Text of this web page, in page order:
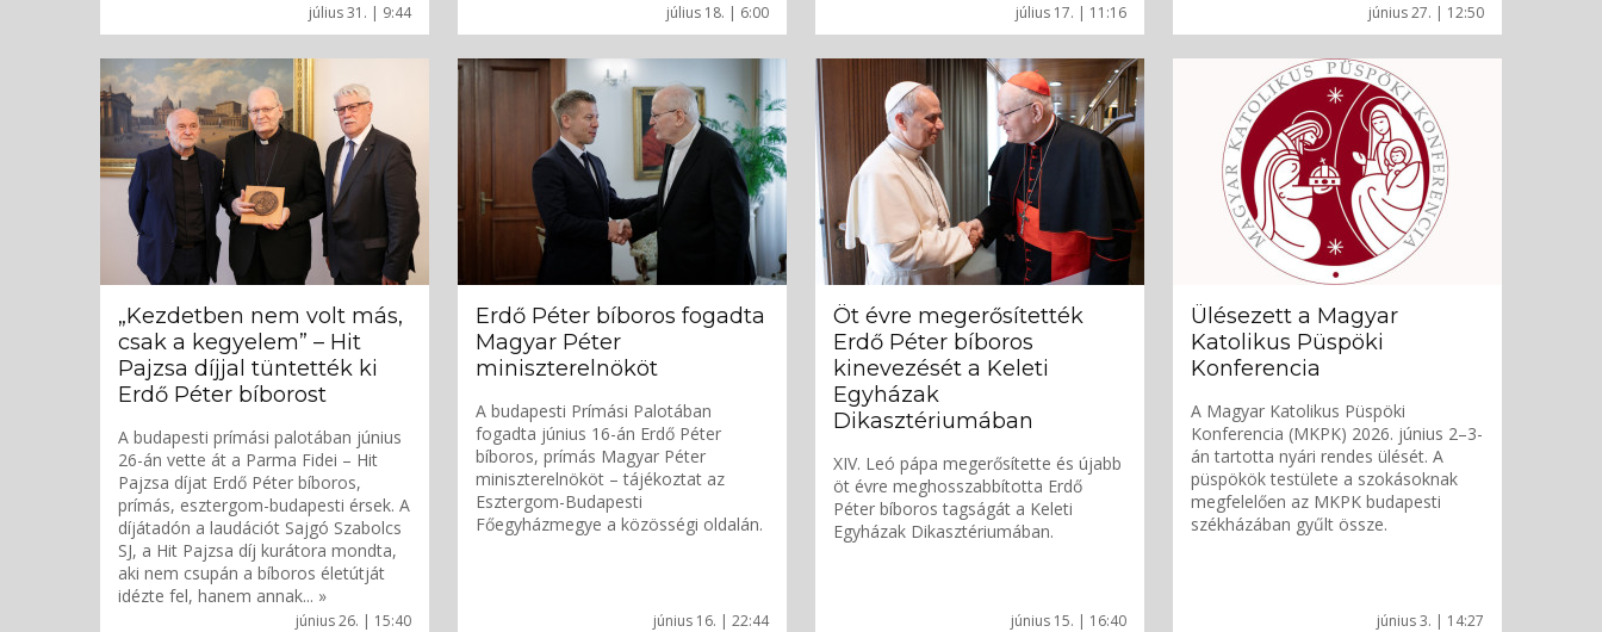
július 31. | 9:44 július 18. | 6:00 július 17. | 11:16 június 27. | 12:50
június 26. | 15:40
„Kezdetben nem volt más,
csak a kegyelem” – Hit
Pajzsa díjjal tüntették ki
Erdő Péter bíborost
A budapesti prímási palotában június
26-án vette át a Parma Fidei – Hit
Pajzsa díjat Erdő Péter bíboros,
prímás, esztergom-budapesti érsek. A
díjátadón a laudációt Sajgó Szabolcs
SJ, a Hit Pajzsa díj kurátora mondta,
aki nem csupán a bíboros életútját
idézte fel, hanem annak... »
június 16. | 22:44
Erdő Péter bíboros fogadta
Magyar Péter
miniszterelnököt
A budapesti Prímási Palotában
fogadta június 16-án Erdő Péter
bíboros, prímás Magyar Péter
miniszterelnököt – tájékoztat az
Esztergom-Budapesti
Főegyházmegye a közösségi oldalán.
június 15. | 16:40
Öt évre megerősítették
Erdő Péter bíboros
kinevezését a Keleti
Egyházak
Dikasztériumában
XIV. Leó pápa megerősítette és újabb
öt évre meghosszabbította Erdő
Péter bíboros tagságát a Keleti
Egyházak Dikasztériumában.
június 3. | 14:27
Ülésezett a Magyar
Katolikus Püspöki
Konferencia
A Magyar Katolikus Püspöki
Konferencia (MKPK) 2026. június 2–3-
án tartotta nyári rendes ülését. A
püspökök testülete a szokásoknak
megfelelően az MKPK budapesti
székházában gyűlt össze.